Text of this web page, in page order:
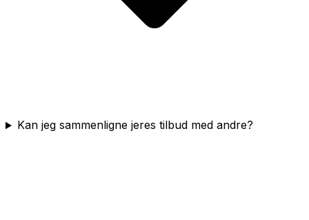
Kan jeg sammenligne jeres tilbud med andre?